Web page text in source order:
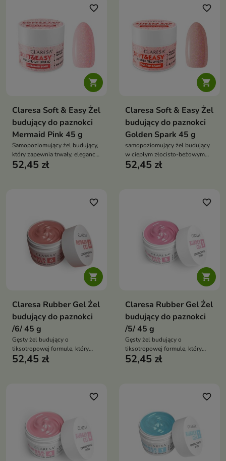

favorite_border
Claresa Soft & Easy Żel
budujący do paznokci
Mermaid Pink 45 g
Samopoziomujący żel budujący,
który zapewnia trwały, elegancki
manicure bez konieczności
52,45 zł

favorite_border
Claresa Soft & Easy Żel
budujący do paznokci
Golden Spark 45 g
samopoziomujący żel budujący
w ciepłym złocisto-beżowym
odcieniu z opalizującą drobiną,
52,45 zł

favorite_border
Claresa Rubber Gel Żel
budujący do paznokci
/6/ 45 g
Gęsty żel budujący o
tiksotropowej formule, który
umożliwia przedłużanie
52,45 zł

favorite_border
Claresa Rubber Gel Żel
budujący do paznokci
/5/ 45 g
Gęsty żel budujący o
tiksotropowej formule, który
umożliwia przedłużanie
52,45 zł
favorite_border favorite_border